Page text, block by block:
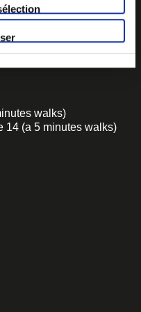
walks)
14 (a 5 minutes walks)